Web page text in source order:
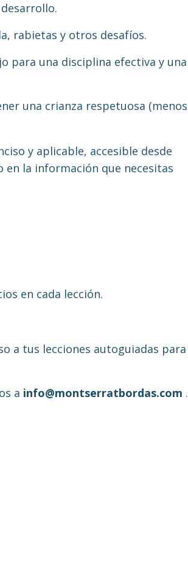
rabietas y otros desafíos.
para una disciplina efectiva y una
una crianza respetuosa (menos
y aplicable, accesible desde
en la información que necesitas
en cada lección.
a tus lecciones autoguiadas para
a info@montserratbordas.com .